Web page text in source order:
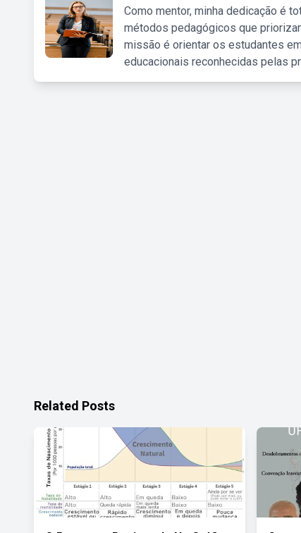
Como mentor, minha dedicação é
métodos pedagógicos que
missão é orientar os estudantes
educacionais reconhecidas pelas
Related Posts